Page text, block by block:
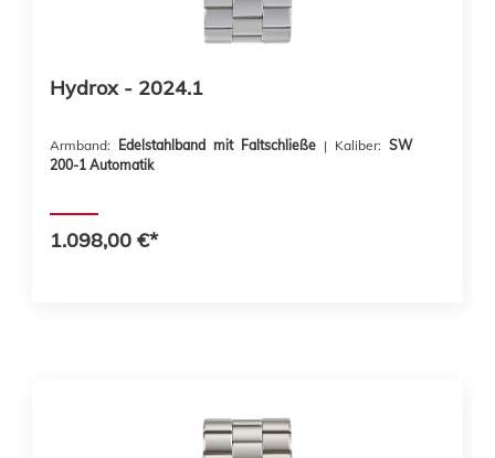
Hydrox - 2024.1
Armband: Edelstahlband mit Faltschließe | Kaliber: SW
200-1 Automatik
1.098,00 €*